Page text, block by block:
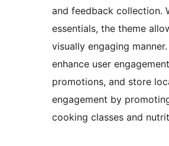
and feedback collection.
essentials, the theme
visually engaging
enhance user
promotions, and store
engagement by
cooking classes and